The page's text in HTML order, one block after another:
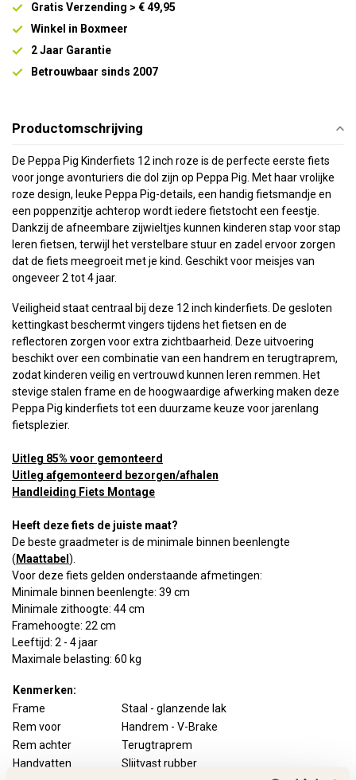
Gratis Verzending > € 49,95
Winkel in Boxmeer
2 Jaar Garantie
Betrouwbaar sinds 2007
Productomschrijving
De Peppa Pig Kinderfiets 12 inch roze is de perfecte eerste fiets
voor jonge avonturiers die dol zijn op Peppa Pig. Met haar vrolijke
roze design, leuke Peppa Pig-details, een handig fietsmandje en
een poppenzitje achterop wordt iedere fietstocht een feestje.
Dankzij de afneembare zijwieltjes kunnen kinderen stap voor stap
leren fietsen, terwijl het verstelbare stuur en zadel ervoor zorgen
dat de fiets meegroeit met je kind. Geschikt voor meisjes van
ongeveer 2 tot 4 jaar.
Veiligheid staat centraal bij deze 12 inch kinderfiets. De gesloten
kettingkast beschermt vingers tijdens het fietsen en de
reflectoren zorgen voor extra zichtbaarheid. Deze uitvoering
beschikt over een combinatie van een handrem en terugtraprem,
zodat kinderen veilig en vertrouwd kunnen leren remmen. Het
stevige stalen frame en de hoogwaardige afwerking maken deze
Peppa Pig kinderfiets tot een duurzame keuze voor jarenlang
fietsplezier.
Uitleg 85% voor gemonteerd
Uitleg afgemonteerd bezorgen/afhalen
Handleiding Fiets Montage
Heeft deze fiets de juiste maat?
De beste graadmeter is de minimale binnen beenlengte
( Maattabel ).
Voor deze fiets gelden onderstaande afmetingen:
Minimale binnen beenlengte: 39 cm
Minimale zithoogte: 44 cm
Framehoogte: 22 cm
Leeftijd: 2 - 4 jaar
Maximale belasting: 60 kg
Kenmerken:
Frame
Staal - glanzende lak
Rem voor
Handrem - V-Brake
Rem achter
Terugtraprem
Handvatten
Slijtvast rubber